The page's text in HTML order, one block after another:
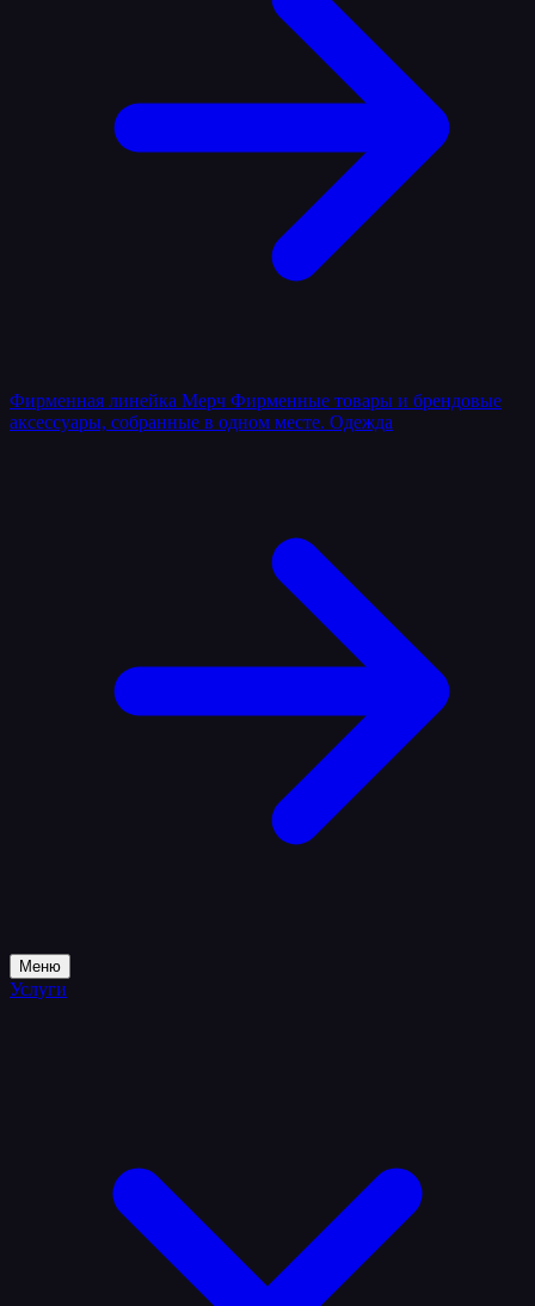
Фирменная линейка Мерч Фирменные товары и брендовые
аксессуары, собранные в одном месте. Одежда
Меню
Услуги